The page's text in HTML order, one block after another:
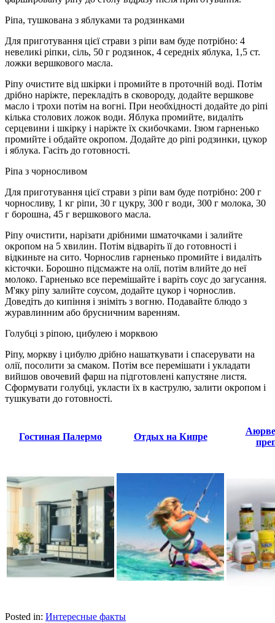
Ріпа, тушкована з яблуками та родзинками
Для приготування цієї страви з ріпи вам буде потрібно: 4
невеликі ріпки, сіль, 50 г родзинок, 4 середніх яблука, 1,5 ст.
ложки вершкового масла.
Ріпу очистите від шкірки і промийте в проточній воді. Потім
дрібно наріжте, перекладіть в сковороду, додайте вершкове
масло і трохи потім на вогні. При необхідності додайте до ріпі
кілька столових ложок води. Яблука промийте, видаліть
серцевини і шкірку і наріжте їх скибочками. Ізюм гарненько
промийте і обдайте окропом. Додайте до ріпі родзинки, цукор
і яблука. Гасіть до готовності.
Ріпа з чорносливом
Для приготування цієї страви з ріпи вам буде потрібно: 200 г
чорносливу, 1 кг ріпи, 30 г цукру, 300 г води, 300 г молока, 30
г борошна, 45 г вершкового масла.
Ріпу очистити, нарізати дрібними шматочками і залийте
окропом на 5 хвилин. Потім відваріть її до готовності і
відкиньте на сито. Чорнослив гарненько промийте і видаліть
кісточки. Борошно підсмажте на олії, потім влийте до неї
молоко. Гарненько все перемішайте і варіть соус до загусання.
М'яку ріпу залийте соусом, додайте цукор і чорнослив.
Доведіть до кипіння і зніміть з вогню. Подавайте блюдо з
журавлинним або брусничним варенням.
Голубці з ріпою, цибулею і морквою
Ріпу, моркву і цибулю дрібно нашаткувати і спасерувати на
олії, посолити за смаком. Потім все перемішати і укладати
вийшов овочевий фарш на підготовлені капустяне листя.
Сформувати голубці, укласти їх в каструлю, залити окропом і
тушкувати до готовності.
Гостиная Палермо Отдых на Кипре
Posted in: Интересные факты